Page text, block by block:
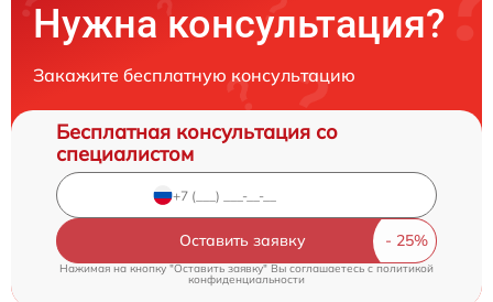
Нужна консультация?
Закажите бесплатную консультацию
Бесплатная консультация со
специалистом
Оставить заявку
Нажимая на кнопку "Оставить заявку" Вы соглашаетесь cполитикой
конфиденциальности